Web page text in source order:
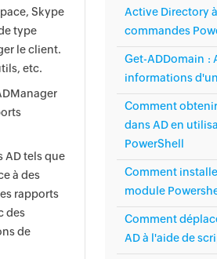
Skype
type
le client.
etc.
AD tels que
à des
rapports
des
de
Active Directory
commandes
Get-ADDomain :
informations
Comment
dans AD en
PowerShell
Comment
module
Comment
AD à l'aide de